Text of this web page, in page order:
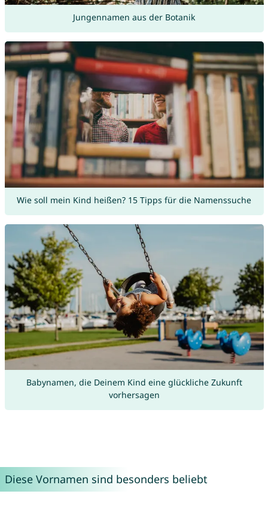
Jungennamen aus der Botanik
Wie soll mein Kind heißen? 15 Tipps für die Namenssuche
Babynamen, die Deinem Kind eine glückliche Zukunft
vorhersagen
Diese Vornamen sind besonders beliebt